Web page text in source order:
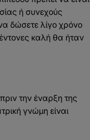
ή συνεχούς
δώσετε λίγο χρόνο
καλή θα ήταν
την έναρξη της
γνώμη είναι